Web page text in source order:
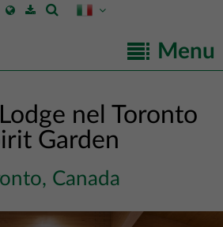
Menu
nel Toronto
Garden
Canada